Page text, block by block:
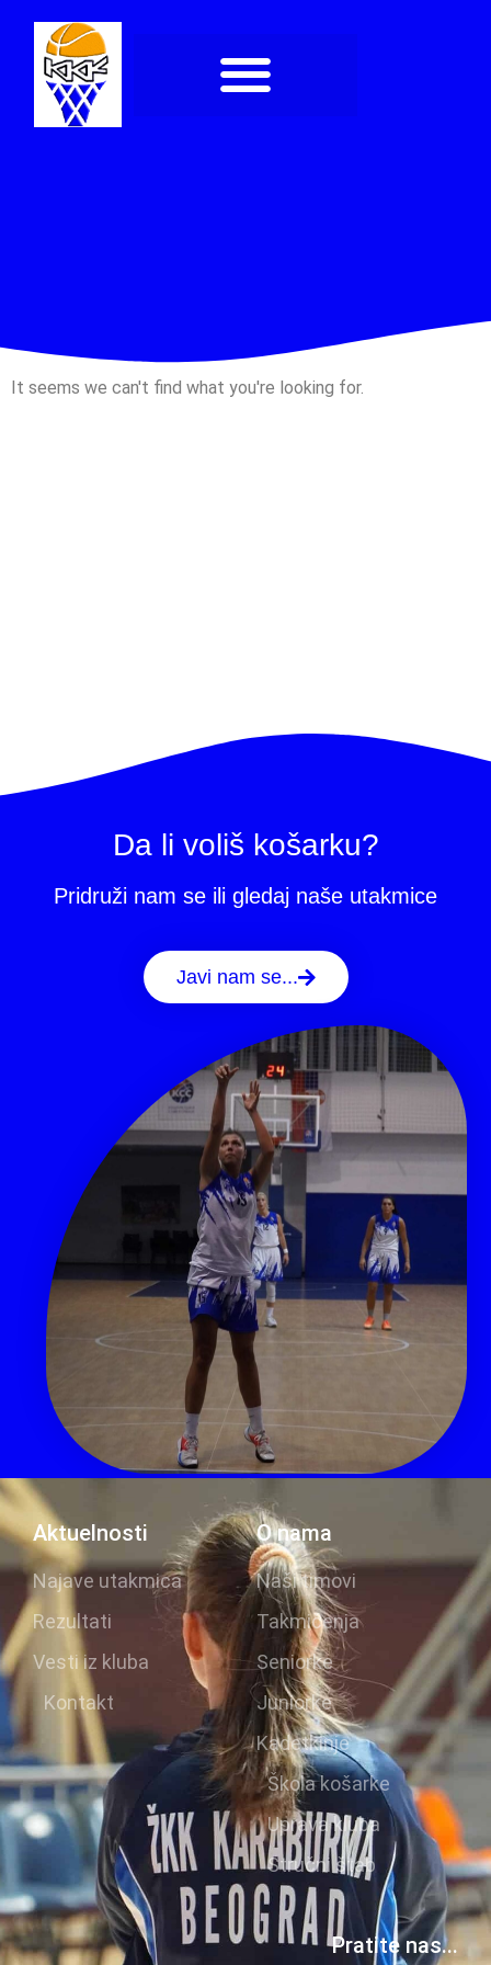
It seems we can't find what you're looking for.
Da li voliš košarku?
Pridruži nam se ili gledaj naše utakmice
Javi nam se...
Aktuelnosti
Najave utakmica
Rezultati
Vesti iz kluba
Kontakt
O nama
Naši timovi
Takmičenja
Seniorke
Juniorke
Kadetkinje
Škola košarke
Uprava kluba
Stručni štab
Pratite nas...